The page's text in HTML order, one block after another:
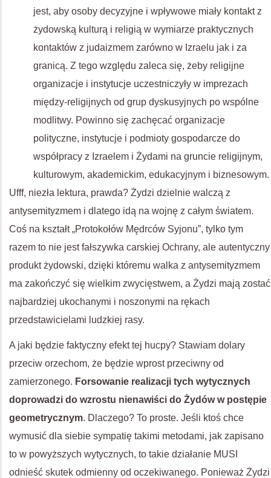
jest, aby osoby decyzyjne i wpływowe miały kontakt z
żydowską kulturą i religią w wymiarze praktycznych
kontaktów z judaizmem zarówno w Izraelu jak i za
granicą. Z tego względu zaleca się, żeby religijne
organizacje i instytucje uczestniczyły w imprezach
między-religijnych od grup dyskusyjnych po wspólne
modlitwy. Powinno się zachęcać organizacje
polityczne, instytucje i podmioty gospodarcze do
współpracy z Izraelem i Żydami na gruncie religijnym,
kulturowym, akademickim, edukacyjnym i biznesowym.
Ufff, niezła lektura, prawda? Żydzi dzielnie walczą z
antysemityzmem i dlatego idą na wojnę z całym światem.
Coś na kształt „Protokołów Mędrców Syjonu”, tylko tym
razem to nie jest fałszywka carskiej Ochrany, ale autentyczny
produkt żydowski, dzięki któremu walka z antysemityzmem
ma zakończyć się wielkim zwycięstwem, a Żydzi mają zostać
najbardziej ukochanymi i noszonymi na rękach
przedstawicielami ludzkiej rasy.
A jaki będzie faktyczny efekt tej hucpy? Stawiam dolary
przeciw orzechom, że będzie wprost przeciwny od
zamierzonego. Forsowanie realizacji tych wytycznych
doprowadzi do wzrostu nienawiści do Żydów w postępie
geometrycznym. Dlaczego? To proste. Jeśli ktoś chce
wymusić dla siebie sympatię takimi metodami, jak zapisano
to w powyższych wytycznych, to takie działanie MUSI
odnieść skutek odmienny od oczekiwanego. Ponieważ Żydzi